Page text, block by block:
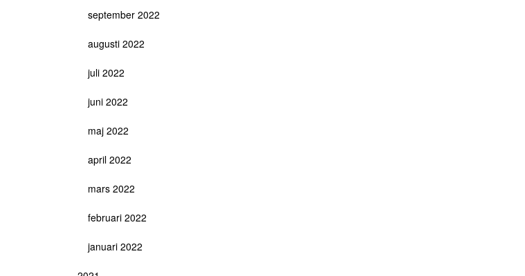
september 2022
augusti 2022
juli 2022
juni 2022
maj 2022
april 2022
mars 2022
februari 2022
januari 2022